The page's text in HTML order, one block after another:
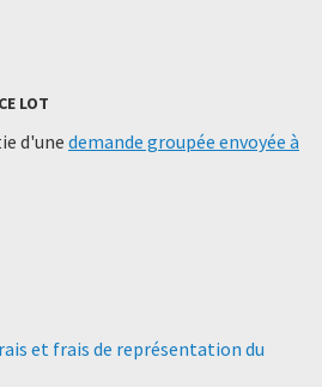
LOT
d'une demande groupée envoyée à
et frais de représentation du